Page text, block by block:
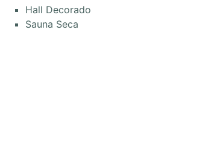
Hall Decorado
Sauna Seca